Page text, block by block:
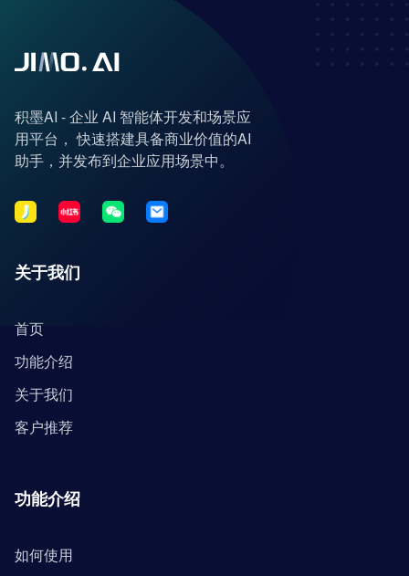
积墨AI - 企业 AI 智能体开发和场景应
用平台， 快速搭建具备商业价值的AI
助手，并发布到企业应用场景中。
关于我们
首页
功能介绍
关于我们
客户推荐
功能介绍
如何使用